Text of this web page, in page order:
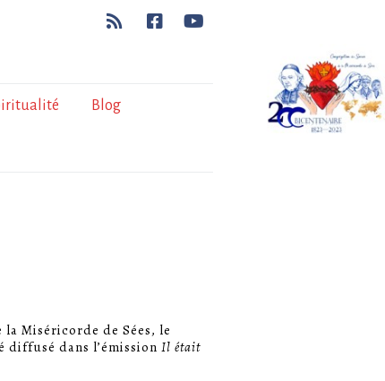
Blog
Miséricorde de Sées, le
dans l’émission Il était